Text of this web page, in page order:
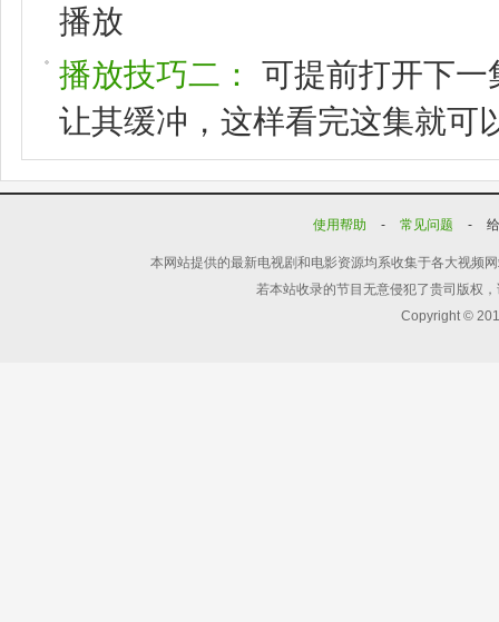
播放
播放技巧二：
可提前打开下
让其缓冲，这样看完这集就可
使用帮助 - 常见问题 -
本网站提供的最新电视剧和电影资源均系收集于各大视频
若本站收录的节目无意侵犯了贵司版权
Copyright ©